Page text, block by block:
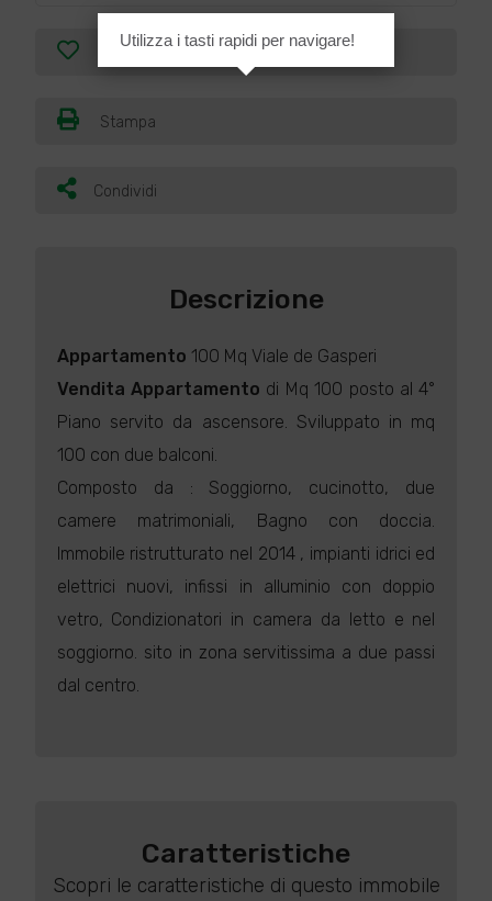
Stampa
Condividi
Descrizione
Appartamento 100 Mq Viale de Gasperi
Vendita Appartamento di Mq 100 posto al 4°
Piano servito da ascensore. Sviluppato in mq
100 con due balconi.
Composto da : Soggiorno, cucinotto, due
camere matrimoniali, Bagno con doccia.
Immobile ristrutturato nel 2014 , impianti idrici ed
elettrici nuovi, infissi in alluminio con doppio
vetro, Condizionatori in camera da letto e nel
soggiorno. sito in zona servitissima a due passi
dal centro.
Caratteristiche
Scopri le caratteristiche di questo immobile
Utilizza i tasti rapidi per navigare!